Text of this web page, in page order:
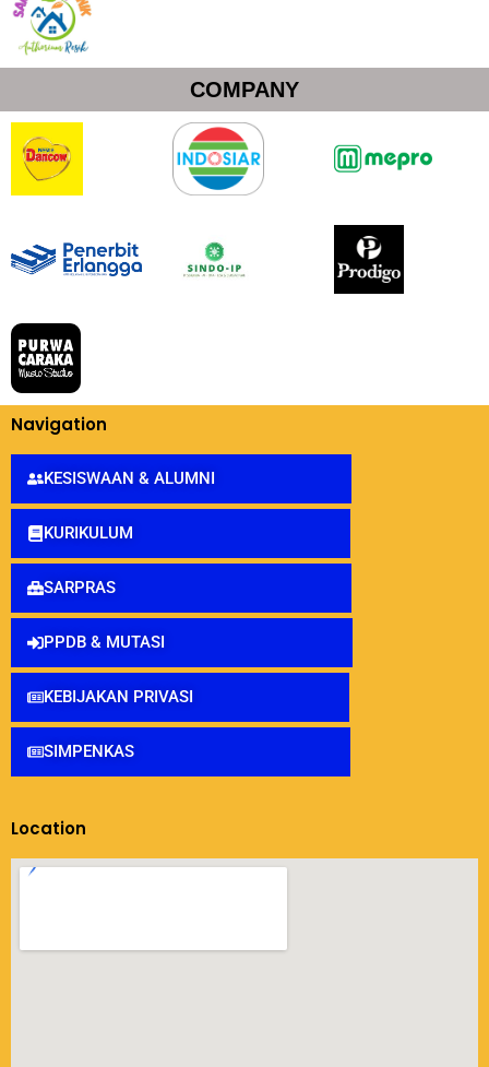
COMPANY
Navigation
KESISWAAN & ALUMNI
KURIKULUM
SARPRAS
PPDB & MUTASI
KEBIJAKAN PRIVASI
SIMPENKAS
Location